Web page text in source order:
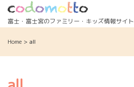
Skip
to
content
富士・富士宮のファミリー・キッズ情報サイト
Home > all